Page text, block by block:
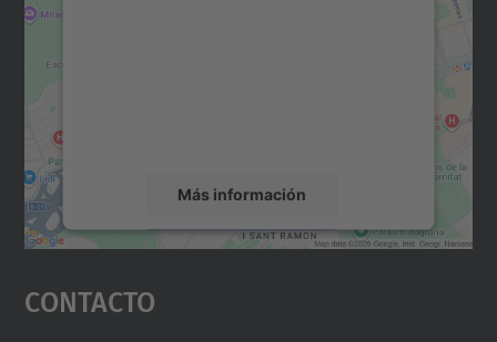
Más información
Aceptar
powered by
Contacto